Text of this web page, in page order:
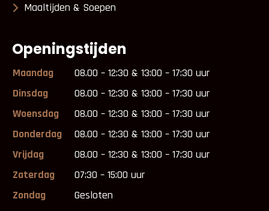
Maaltijden & Soepen
Openingstijden
Maandag
08.00 – 12:30 & 13:00 – 17:30 uur
Dinsdag
08.00 – 12:30 & 13:00 – 17:30 uur
Woensdag
08.00 – 12:30 & 13:00 – 17:30 uur
Donderdag
08.00 – 12:30 & 13:00 – 17:30 uur
Vrijdag
08.00 – 12:30 & 13:00 – 17:30 uur
Zaterdag
07:30 – 15:00 uur
Zondag
Gesloten